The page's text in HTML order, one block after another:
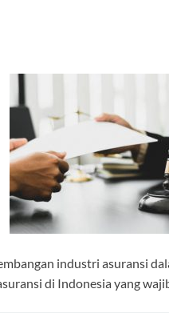
industri asuransi
di Indonesia yang